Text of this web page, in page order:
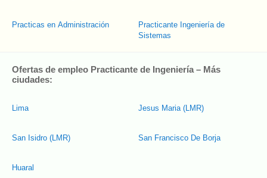
Practicas en Administración
Practicante Ingeniería de
Sistemas
Ofertas de empleo Practicante de Ingeniería – Más
ciudades:
Lima
San Isidro (LMR)
Huaral
Jesus Maria (LMR)
San Francisco De Borja